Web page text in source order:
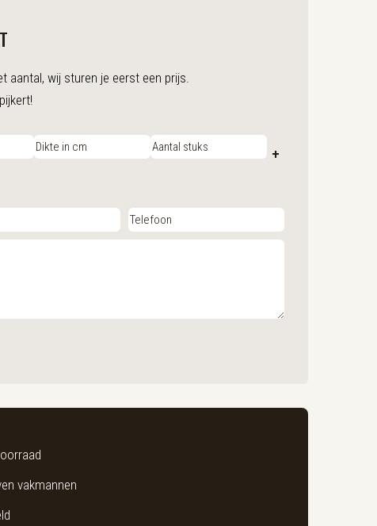
aantal, wij sturen je eerst een prijs.
+
vakmannen